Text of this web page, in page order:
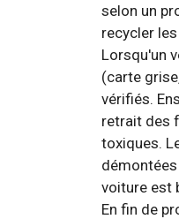
selon un
recycler
Lorsqu'un
(carte
vérifiés.
retrait des
toxiques.
voiture est
En fin de